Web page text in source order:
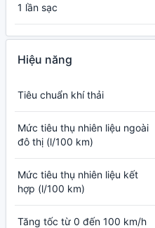
1 lần sạc
Hiệu năng
Tiêu chuẩn khí thải
Mức tiêu thụ nhiên liệu ngoài
đô thị (l/100 km)
Mức tiêu thụ nhiên liệu kết
hợp (l/100 km)
Tăng tốc từ 0 đến 100 km/h